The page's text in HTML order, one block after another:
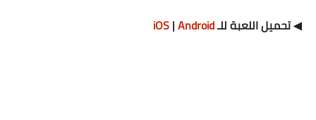
◀ تحميل اللعبة للـ iOS|Android